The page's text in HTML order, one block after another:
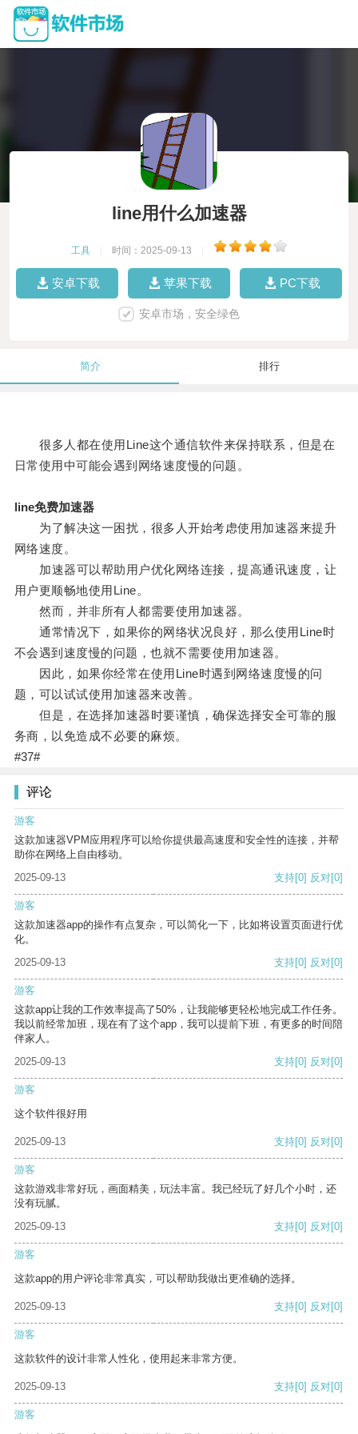
line用什么加速器
工具 时间：2025-09-13
安卓下载 苹果下载 PC下载
安卓市场，安全绿色
简介 排行
很多人都在使用Line这个通信软件来保持联系，但是在
日常使用中可能会遇到网络速度慢的问题。
line免费加速器
为了解决这一困扰，很多人开始考虑使用加速器来提升
网络速度。
加速器可以帮助用户优化网络连接，提高通讯速度，让
用户更顺畅地使用Line。
然而，并非所有人都需要使用加速器。
通常情况下，如果你的网络状况良好，那么使用Line时
不会遇到速度慢的问题，也就不需要使用加速器。
因此，如果你经常在使用Line时遇到网络速度慢的问
题，可以试试使用加速器来改善。
但是，在选择加速器时要谨慎，确保选择安全可靠的服
务商，以免造成不必要的麻烦。
#37#
评论
游客
这款加速器VPM应用程序可以给你提供最高速度和安全性的连接，并帮
助你在网络上自由移动。
2025-09-13
支持[0] 反对[0]
游客
这款加速器app的操作有点复杂，可以简化一下，比如将设置页面进行优
化。
2025-09-13
支持[0] 反对[0]
游客
这款app让我的工作效率提高了50%，让我能够更轻松地完成工作任务。
我以前经常加班，现在有了这个app，我可以提前下班，有更多的时间陪
伴家人。
2025-09-13
支持[0] 反对[0]
游客
这个软件很好用
2025-09-13 支持[0] 反对[0]
游客
这款游戏非常好玩，画面精美，玩法丰富。我已经玩了好几个小时，还
没有玩腻。
2025-09-13
支持[0] 反对[0]
游客
这款app的用户评论非常真实，可以帮助我做出更准确的选择。
2025-09-13 支持[0] 反对[0]
游客
这款软件的设计非常人性化，使用起来非常方便。
2025-09-13 支持[0] 反对[0]
游客